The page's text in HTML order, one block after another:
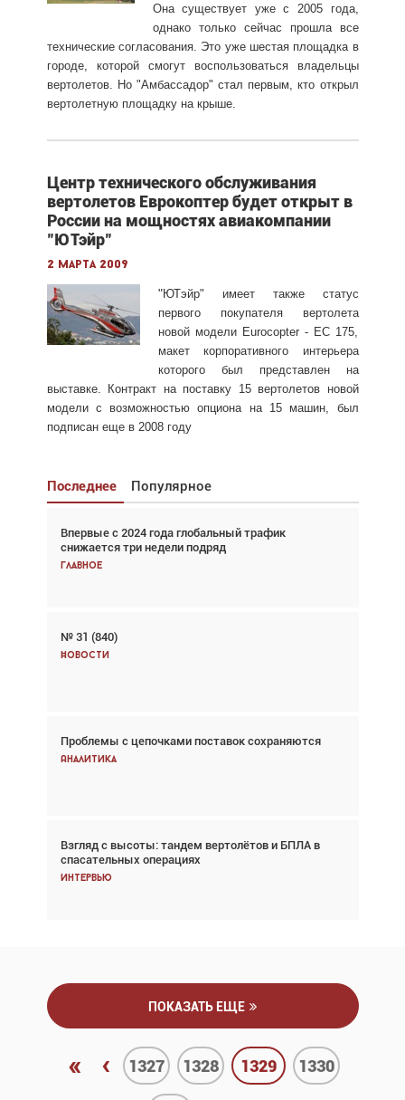
Она существует уже с 2005 года,
однако только сейчас прошла все
технические согласования. Это уже шестая площадка в
городе, которой смогут воспользоваться владельцы
вертолетов. Но "Амбассадор" стал первым, кто открыл
вертолетную площадку на крыше.
Центр технического обслуживания
вертолетов Еврокоптер будет открыт в
России на мощностях авиакомпании
"ЮТэйр"
2 марта 2009
"ЮТэйр" имеет также статус
первого покупателя вертолета
новой модели Eurocopter - ЕС 175,
макет корпоративного интерьера
которого был представлен на
выставке. Контракт на поставку 15 вертолетов новой
модели с возможностью опциона на 15 машин, был
подписан еще в 2008 году
Последнее Популярное
Впервые с 2024 года глобальный трафик
снижается три недели подряд
Главное
№ 31 (840)
Новости
Проблемы с цепочками поставок сохраняются
Аналитика
Взгляд с высоты: тандем вертолётов и БПЛА в
спасательных операциях
Интервью
Взгляд с высоты: тандем вертолётов и БПЛА в
спасательных операциях
Главное
Авиационный фотограф Дэйв Кох: «Фотография
говорит сама за себя... а ИИ всё портит»
Впервые с 2024 года глобальный трафик
снижается три недели подряд
Частный самолёт – это актив. Подходите к
покупке соответствующим образом
Интервью
ПОКАЗАТЬ ЕЩЕ
« ‹ 1327 1328 1329 1330